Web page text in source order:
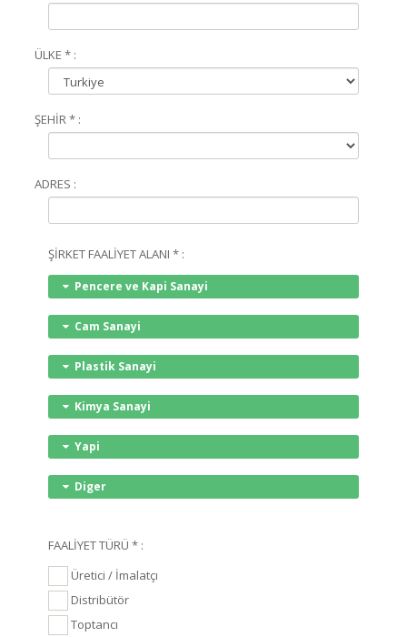
ÜLKE * :
ŞEHİR * :
ADRES :
ŞİRKET FAALİYET ALANI * :
Pencere ve Kapi Sanayi
Cam Sanayi
Plastik Sanayi
Kimya Sanayi
Yapi
Diger
FAALİYET TÜRÜ * :
Üretici / İmalatçı
Distribütör
Toptancı